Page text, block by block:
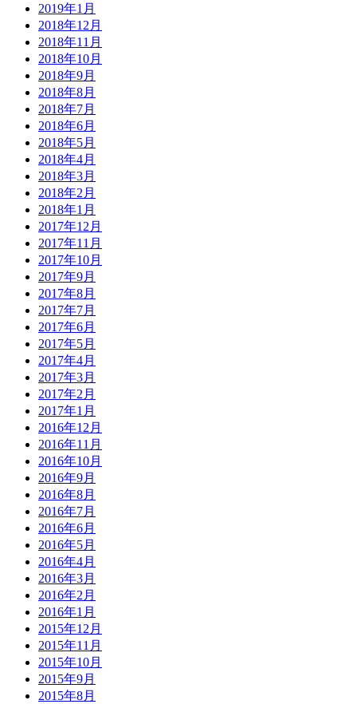
2019年1月
2018年12月
2018年11月
2018年10月
2018年9月
2018年8月
2018年7月
2018年6月
2018年5月
2018年4月
2018年3月
2018年2月
2018年1月
2017年12月
2017年11月
2017年10月
2017年9月
2017年8月
2017年7月
2017年6月
2017年5月
2017年4月
2017年3月
2017年2月
2017年1月
2016年12月
2016年11月
2016年10月
2016年9月
2016年8月
2016年7月
2016年6月
2016年5月
2016年4月
2016年3月
2016年2月
2016年1月
2015年12月
2015年11月
2015年10月
2015年9月
2015年8月